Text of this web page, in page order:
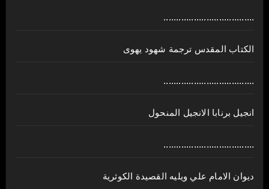
....................................
الكتاب المقدس ترجمة شهود يهوى
....................................
انجيل برنابا الانجيل المنحول
....................................
ديوان الامام علي ويليه القصيدة الكوثرية